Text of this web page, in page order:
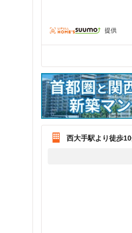
提供
西大手駅より徒歩